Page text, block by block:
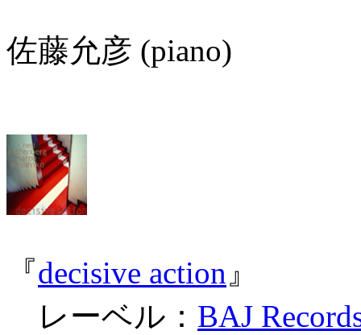
佐藤允彦 (piano)
『decisive action 』
レーベル： BAJ